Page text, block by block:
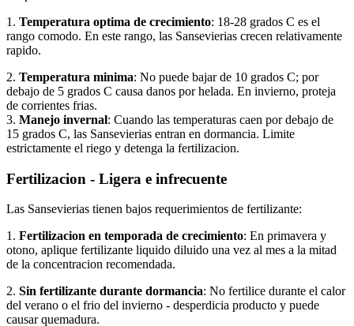
1. Temperatura optima de crecimiento: 18-28 grados C es el
rango comodo. En este rango, las Sansevierias crecen relativamente
rapido.
2. Temperatura minima: No puede bajar de 10 grados C; por
debajo de 5 grados C causa danos por helada. En invierno, proteja
de corrientes frias.
3. Manejo invernal: Cuando las temperaturas caen por debajo de
15 grados C, las Sansevierias entran en dormancia. Limite
estrictamente el riego y detenga la fertilizacion.
Fertilizacion - Ligera e infrecuente
Las Sansevierias tienen bajos requerimientos de fertilizante:
1. Fertilizacion en temporada de crecimiento: En primavera y
otono, aplique fertilizante liquido diluido una vez al mes a la mitad
de la concentracion recomendada.
2. Sin fertilizante durante dormancia: No fertilice durante el calor
del verano o el frio del invierno - desperdicia producto y puede
causar quemadura.